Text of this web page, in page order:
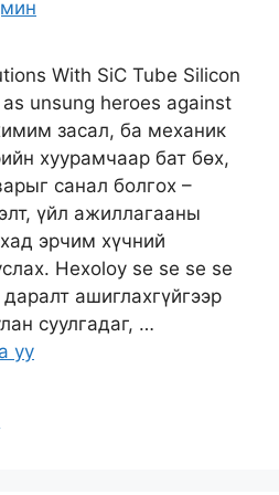
With SiC Tube Silicon
unsung heroes against
засал, ба механик
хуурамчаар бат бөх,
санал болгох –
үйл ажиллагааны
эрчим хүчний
Hexoloy se se se se
ашиглахгүйгээр
суулгадаг, …
уу